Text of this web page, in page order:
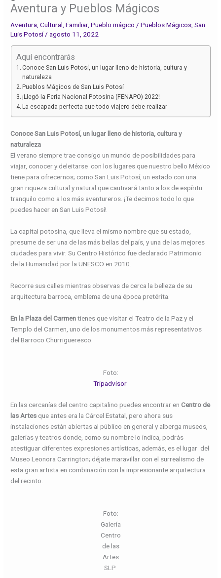
Aventura y Pueblos Mágicos
Aventura ,Cultural ,Familiar,Pueblo mágico /Pueblos Mágicos ,San
Luis Potosí/agosto 11, 2022
Aquí encontrarás
Conoce San Luis Potosí, un lugar lleno de historia, cultura y
naturaleza
Pueblos Mágicos de San Luis Potosí
¡Llegó la Feria Nacional Potosina (FENAPO) 2022!
La escapada perfecta que todo viajero debe realizar
Conoce San Luis Potosí, un lugar lleno de historia, cultura y
naturaleza
El verano siempre trae consigo un mundo de posibilidades para
viajar, conocer y deleitarse con los lugares que nuestro bello México
tiene para ofrecernos; como San Luis Potosí, un estado con una
gran riqueza cultural y natural que cautivará tanto a los de espíritu
tranquilo como a los más aventureros. ¡Te decimos todo lo que
puedes hacer en San Luis Potosí!
La capital potosina, que lleva el mismo nombre que su estado,
presume de ser una de las más bellas del país, y una de las mejores
ciudades para vivir. Su Centro Histórico fue declarado Patrimonio
de la Humanidad por la UNESCO en 2010.
Recorre sus calles mientras observas de cerca la belleza de su
arquitectura barroca, emblema de una época pretérita.
En la Plaza del Carmentienes que visitar el Teatro de la Paz y el
Templo del Carmen, uno de los monumentos más representativos
del Barroco Churrigueresco.
Foto:
Tripadvisor
En las cercanías del centro capitalino puedes encontrar en Centro de
las Artes que antes era la Cárcel Estatal, pero ahora sus
instalaciones están abiertas al público en general y alberga museos,
galerías y teatros donde, como su nombre lo indica, podrás
atestiguar diferentes expresiones artísticas, además, es el lugar del
Museo Leonora Carrington; déjate maravillar con el surrealismo de
esta gran artista en combinación con la impresionante arquitectura
del recinto.
Foto:
Galería
Centro
de las
Artes
SLP